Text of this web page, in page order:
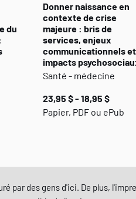
du
Donner naissance en
contexte de crise
majeure : bris de
services, enjeux
communicationnels et
impacts
Santé - médecine
23,95 $ - 18,95 $
Papier, PDF ou ePub
par des gens d'ici. De plus,